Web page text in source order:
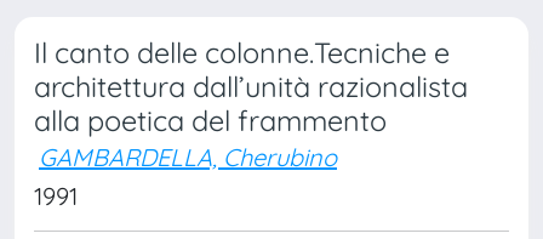
Il canto delle colonne.Tecniche e
architettura dall’unità razionalista
alla poetica del frammento
GAMBARDELLA, Cherubino
1991